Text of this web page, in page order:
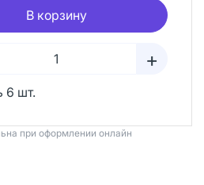
В корзину
+
6 шт.
при оформлении онлайн